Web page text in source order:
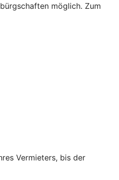
möglich. Zum
Vermieters, bis der